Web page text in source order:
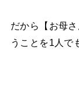
だから【お母
うことを1人で